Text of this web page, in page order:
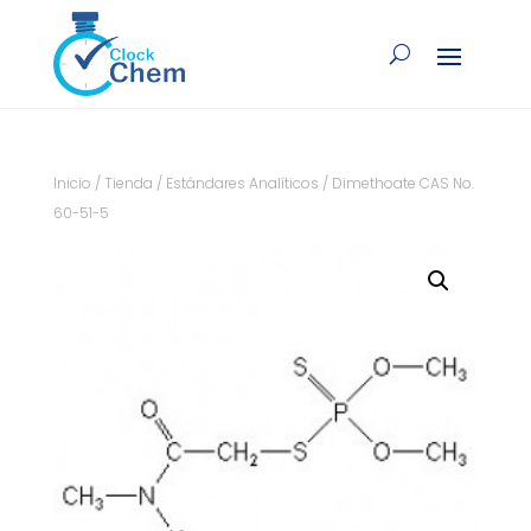
Inicio / Tienda / Estándares Analíticos / Dimethoate CAS No.
60-51-5